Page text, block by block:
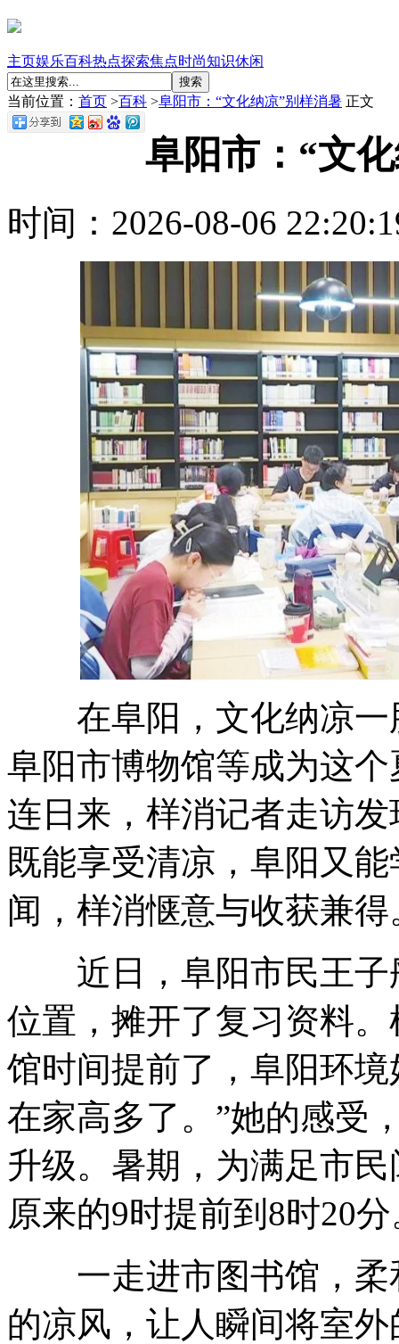
主页娱乐百科热点探索焦点时尚知识休闲
搜索
当前位置： 首页 >百科 >阜阳市：“文化纳凉”别样消暑 正文
阜阳市：“文
时间：2026-08-06
在阜阳，文化纳凉一
阜阳市博物馆等成为这
连日来，样消记者走访
既能享受清凉，阜阳又
闻，样消惬意与收获兼
近日，阜阳市民王
位置，摊开了复习资料
馆时间提前了，阜阳环
在家高多了。”她的感受
升级。暑期，为满足市
原来的9时提前到8时20
一走进市图书馆，柔
的凉风，让人瞬间将室